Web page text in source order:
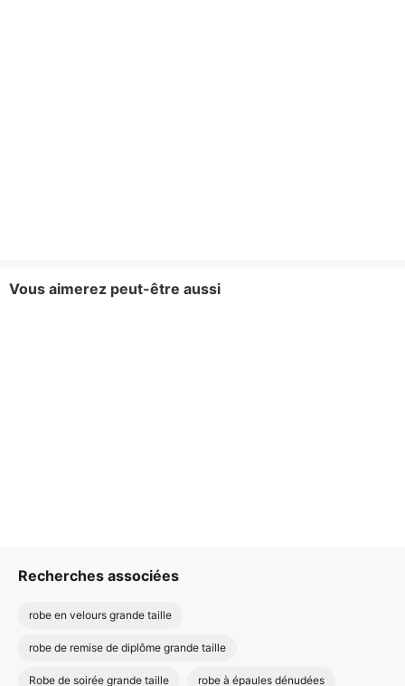
Vous aimerez peut-être aussi
Recherches associées
robe en velours grande taille
robe de remise de diplôme grande taille
Robe de soirée grande taille robe à épaules dénudées